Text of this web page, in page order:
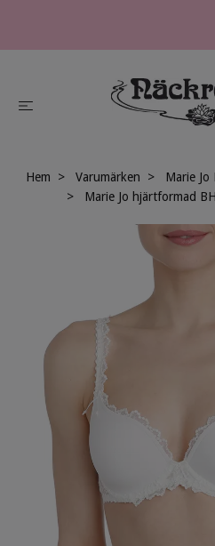
Hem Varumärken
Marie
Marie Jo hjärtformad